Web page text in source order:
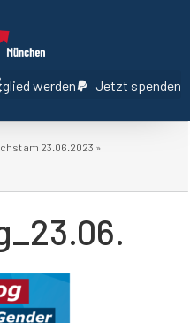
werden Jetzt spenden
am 23.06.2023 »